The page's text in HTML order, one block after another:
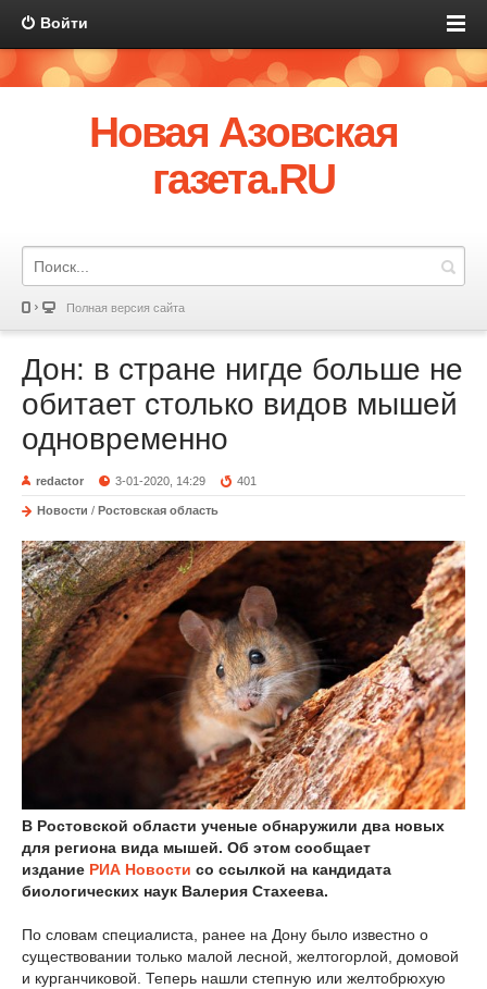
Войти
Новая Азовская
газета.RU
Полная версия сайта
Дон: в стране нигде больше не
обитает столько видов мышей
одновременно
redactor 3-01-2020, 14:29 401
Новости / Ростовская область
В Ростовской области ученые обнаружили два новых
для региона вида мышей. Об этом сообщает
издание РИА Новости со ссылкой на кандидата
биологических наук Валерия Стахеева.
По словам специалиста, ранее на Дону было известно о
существовании только малой лесной, желтогорлой, домовой
и курганчиковой. Теперь нашли степную или желтобрюхую